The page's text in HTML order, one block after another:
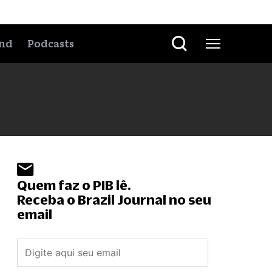
Podcasts
Quem faz o PIB lê.
Receba o Brazil Journal no seu
email